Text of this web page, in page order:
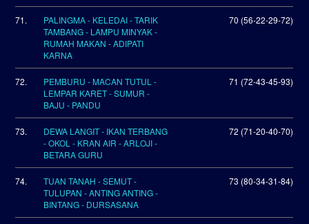
71.
PALINGMA - KELEDAI - TARIK
TAMBANG - LAMPU MINYAK -
RUMAH MAKAN - ADIPATI
KARNA
70 (56-22-29-72)
72.
PEMBURU - MACAN TUTUL -
LEMPAR KARET - SUMUR -
BAJU - PANDU
71 (72-43-45-93)
73.
DEWA LANGIT - IKAN TERBANG
- OKOL - KRAN AIR - ARLOJI -
BETARA GURU
72 (71-20-40-70)
74.
TUAN TANAH - SEMUT -
TULUPAN - ANTING ANTING -
BINTANG - DURSASANA
73 (80-34-31-84)